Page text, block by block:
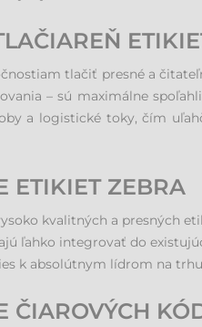
tlačiť presné a
– sú maximálne
a logistické toky, čím
ETIKIET ZEBRA
kvalitných a presných
ľahko integrovať do
k absolútnym lídrom na
ČIAROVÝCH